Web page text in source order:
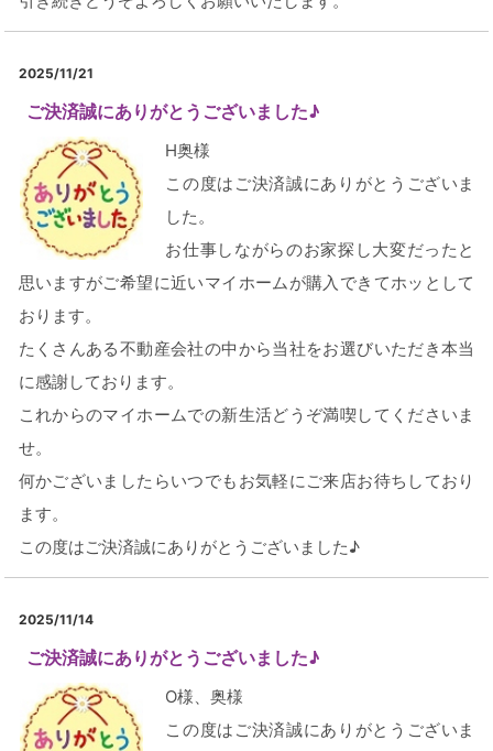
2025/11/21
ご決済誠にありがとうございました♪
H奥様
この度はご決済誠にありがとうございま
した。
お仕事しながらのお家探し大変だったと
思いますがご希望に近いマイホームが購入できてホッとして
おります。
たくさんある不動産会社の中から当社をお選びいただき本当
に感謝しております。
これからのマイホームでの新生活どうぞ満喫してくださいま
せ。
何かございましたらいつでもお気軽にご来店お待ちしており
ます。
この度はご決済誠にありがとうございました♪
2025/11/14
ご決済誠にありがとうございました♪
O様、奥様
この度はご決済誠にありがとうございま